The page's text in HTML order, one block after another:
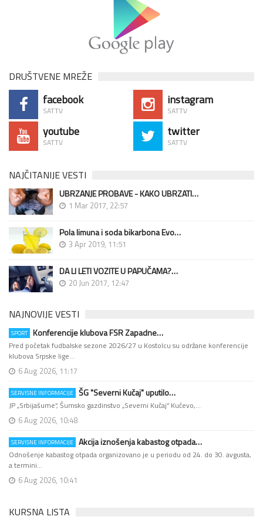
DRUŠTVENE MREŽE
facebook
SATTV
instagram
SATTV
youtube
SATTV
twitter
SATTV
NAJČITANIJE VESTI
UBRZANJE PROBAVE - KAKO UBRZATI…
1 Mar 2017, 22:57
Pola limuna i soda bikarbona Evo…
3 Apr 2019, 11:51
DA LI LETI VOZITE U PAPUČAMA?…
20 Jun 2017, 12:47
NAJNOVIJE VESTI
SPORT Konferencije klubova FSR Zapadne…
Pred početak fudbalske sezone 2026/27 u Kostolcu su održane konferencije
klubova Srpske lige…
6 Aug 2026, 11:17
SERVISNE INFORMACIJE ŠG "Severni Kučaj" uputilo…
JP „Srbijašume“, Šumsko gazdinstvo „Severni Kučaj“ Kučevo,…
6 Aug 2026, 10:48
SERVISNE INFORMACIJE Akcija iznošenja kabastog otpada…
Odnošenje kabastog otpada organizovano je u periodu od 24. do 30. avgusta,
a termini…
6 Aug 2026, 10:41
KURSNA LISTA